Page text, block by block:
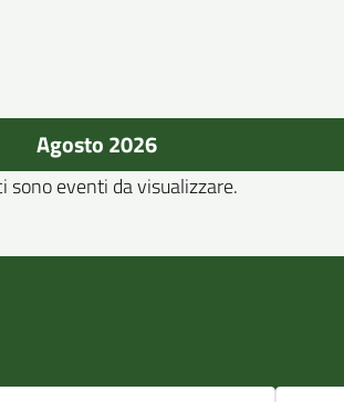
Agosto 2026
sono eventi da visualizzare.